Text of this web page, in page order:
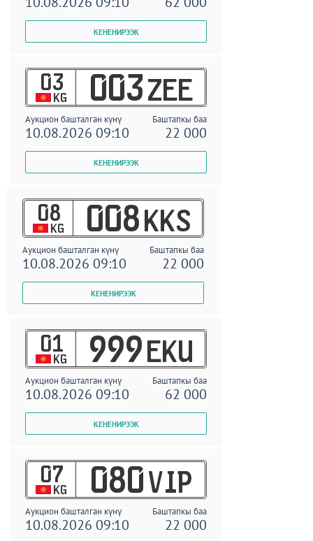
03
KG 003 ZEE
Аукцион башталган күнү Баштапкы баа
10.08.2026 09:10 22 000
08
KG 008 KKS
Аукцион башталган күнү Баштапкы баа
10.08.2026 09:10 22 000
01
KG 999 EKU
Аукцион башталган күнү Баштапкы баа
10.08.2026 09:10 62 000
07
KG 080 VIP
Аукцион башталган күнү Баштапкы баа
10.08.2026 09:10 22 000